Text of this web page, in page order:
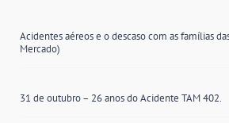
Acidentes aéreos e o descaso com as famílias
Mercado)
31 de outubro – 26 anos do Acidente TAM 402.